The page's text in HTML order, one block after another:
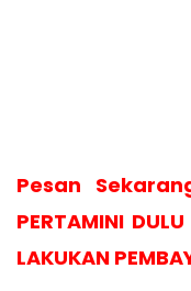
Pesan
PERTAMINI
LAKUKAN